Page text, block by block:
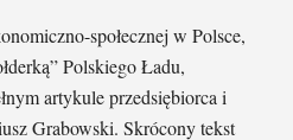
społecznej w Polsce,
Polskiego Ładu,
artykule przedsiębiorca i
Grabowski. Skrócony tekst